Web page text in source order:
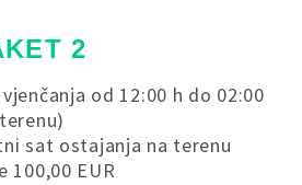
2
od 12:00 h do 02:00
sat ostajanja na terenu
100,00 EUR